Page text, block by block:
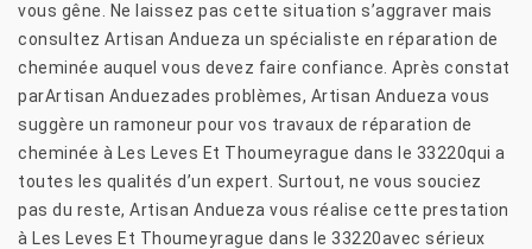
vous gêne. Ne laissez pas cette situation s’aggraver mais
consultez Artisan Andueza un spécialiste en réparation de
cheminée auquel vous devez faire confiance. Après constat
parArtisan Anduezades problèmes, Artisan Andueza vous
suggère un ramoneur pour vos travaux de réparation de
cheminée à Les Leves Et Thoumeyrague dans le 33220qui a
toutes les qualités d’un expert. Surtout, ne vous souciez
pas du reste, Artisan Andueza vous réalise cette prestation
à Les Leves Et Thoumeyrague dans le 33220avec sérieux